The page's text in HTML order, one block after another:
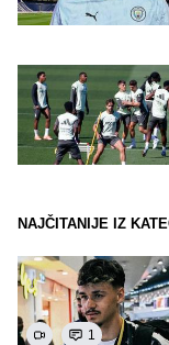
NAJČITANIJE IZ
1